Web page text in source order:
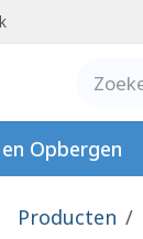
Opbergen
Producten